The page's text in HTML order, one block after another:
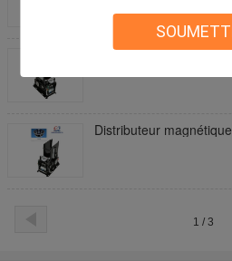
Distributeur de carte
Distributeur
1 / 3